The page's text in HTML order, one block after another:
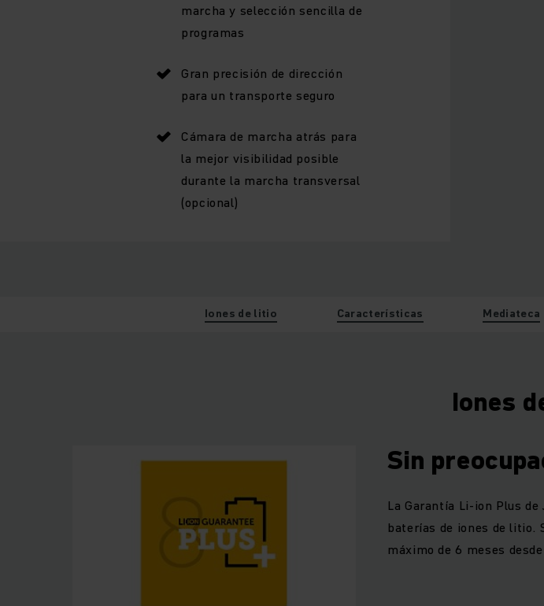
marcha y selección sencilla de
programas
Gran precisión de dirección
para un transporte seguro
Cámara de marcha atrás para
la mejor visibilidad posible
durante la marcha transversal
(opcional)
Iones de litio Características Mediateca
Iones
Sin
La Garantía Li-ion Plus
baterías de iones de litio.
máximo de 6 meses